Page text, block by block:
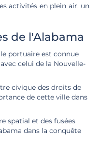
activités en plein air, un
de l'Alabama
portuaire est connue
celui de la Nouvelle-
civique des droits de
de cette ville dans
spatial et des fusées
dans la conquête